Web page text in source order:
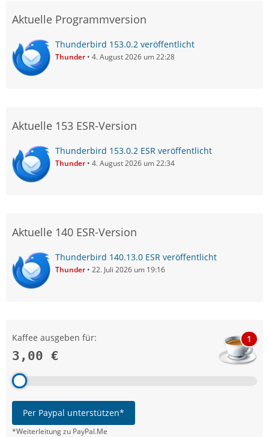
Aktuelle Programmversion
Thunderbird 153.0.2 veröffentlicht
Thunder 4. August 2026 um 22:28
Aktuelle 153 ESR-Version
Thunderbird 153.0.2 ESR veröffentlicht
Thunder 4. August 2026 um 22:34
Aktuelle 140 ESR-Version
Thunderbird 140.13.0 ESR veröffentlicht
Thunder 22. Juli 2026 um 19:16
Kaffee ausgeben für:
3,00 €
1
Per Paypal unterstützen*
*Weiterleitung zu PayPal.Me